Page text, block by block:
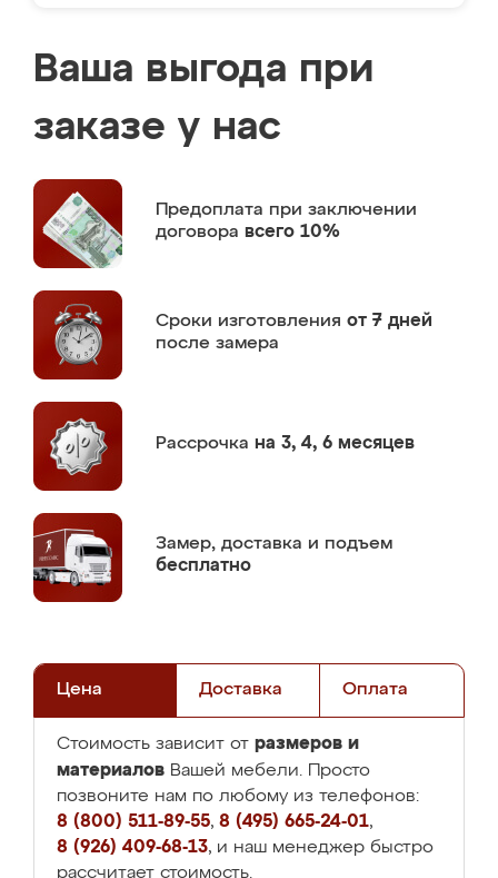
Ваша выгода при
заказе у нас
Предоплата при заключении
договора всего 10%
Сроки изготовления от 7 дней
после замера
Рассрочка на 3, 4, 6 месяцев
Замер, доставка и подъем
бесплатно
Цена Доставка Оплата
Стоимость зависит от размеров и
материалов Вашей мебели. Просто
позвоните нам по любому из телефонов:
8 (800) 511-89-55, 8 (495) 665-24-01,
8 (926) 409-68-13, и наш менеджер быстро
рассчитает стоимость.